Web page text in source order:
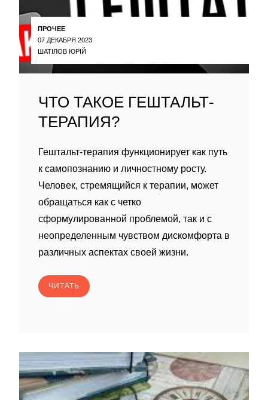
ПРОЧЕЕ
07 ДЕКАБРЯ 2023
ШАТІЛОВ ЮРІЙ
ЧТО ТАКОЕ ГЕШТАЛЬТ-
ТЕРАПИЯ?
Гештальт-терапия функционирует как путь
к самопознанию и личностному росту.
Человек, стремящийся к терапии, может
обращаться как с четко
сформулированной проблемой, так и с
неопределенным чувством дискомфорта в
различных аспектах своей жизни.
ЧИТАТЬ